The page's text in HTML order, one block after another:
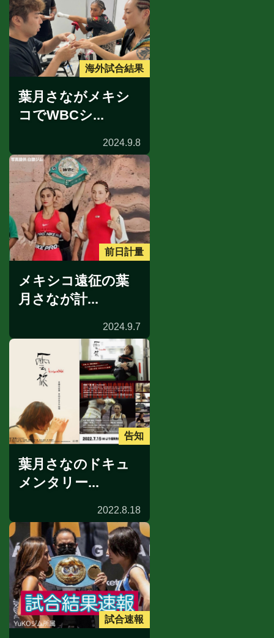
海外試合結果
葉月さながメキシ
コでWBCシ...
2024.9.8
前日計量
メキシコ遠征の葉
月さなが計...
2024.9.7
告知
葉月さなのドキュ
メンタリー...
2022.8.18
試合速報